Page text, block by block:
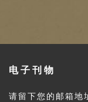
电子刊物
请留下您的邮箱地